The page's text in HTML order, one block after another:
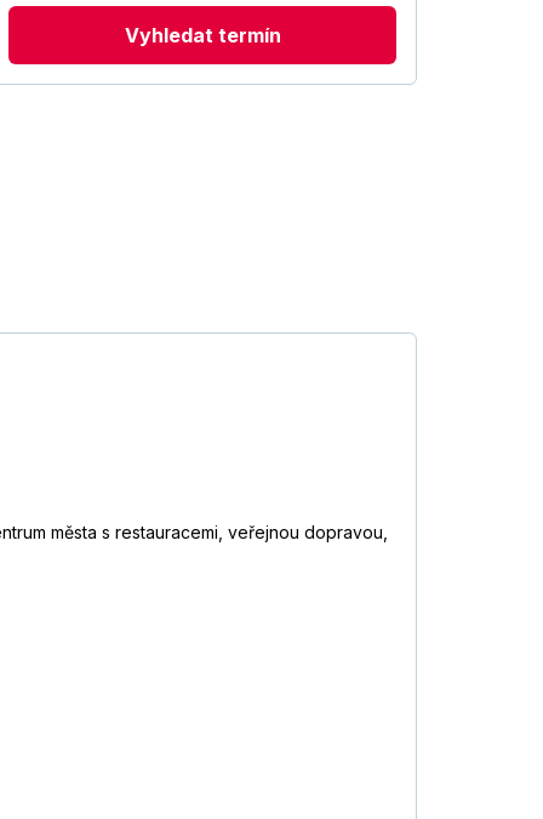
Vyhledat termín
města s restauracemi, veřejnou dopravou,